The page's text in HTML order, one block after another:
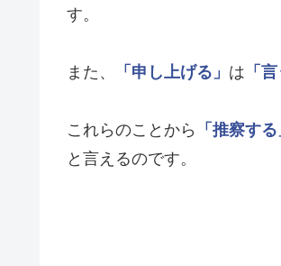
す。
また、 「申し上げる」 は 「言
これらのことから 「推察する
と言えるのです。